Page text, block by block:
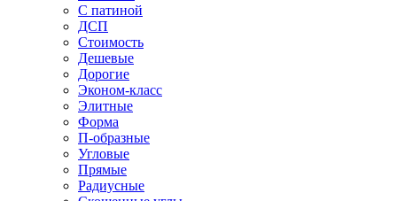
С патиной
ДСП
Стоимость
Дешевые
Дорогие
Эконом-класс
Элитные
Форма
П-образные
Угловые
Прямые
Радиусные